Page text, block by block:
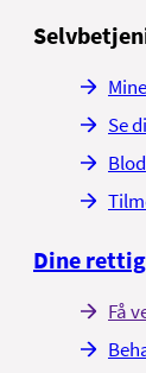
Se
Dine
Få